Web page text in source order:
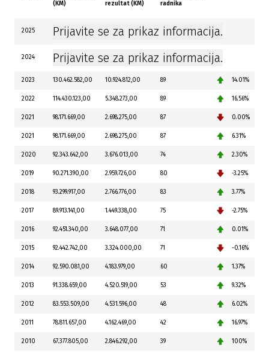
(KM)
rezultat (KM)
radnika
2025 Prijavite se za prikaz informacija.
2024 Prijavite se za prikaz informacija.
2023 130.462.582,00 10.924.812,00 89 14.01%
2022 114.430.123,00 5.348.273,00 89 16.56%
2021 98.171.669,00 2.698.275,00 87 0.00%
2021 98.171.669,00 2.698.275,00 87 6.31%
2020 92.343.642,00 3.676.013,00 74 2.30%
2019 90.271.390,00 2.959.726,00 80 -3.25%
2018 93.299.917,00 2.766.776,00 83 3.77%
2017 89.913.141,00 1.449.338,00 75 -2.75%
2016 92.451.340,00 3.648.077,00 71 0.01%
2015 92.442.742,00 3.324.000,00 71 -0.16%
2014 92.590.081,00 4.183.979,00 60 1.37%
2013 91.338.659,00 4.520.519,00 53 9.32%
2012 83.553.509,00 4.531.596,00 48 6.02%
2011 78.811.657,00 4.162.469,00 42 16.97%
2010 67.377.805,00 2.846.292,00 39 100%